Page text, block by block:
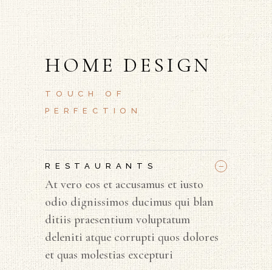
HOME DESIGN
TOUCH OF
PERFECTION
RESTAURANTS _
At vero eos et accusamus et iusto
odio dignissimos ducimus qui blan
ditiis praesentium voluptatum
deleniti atque corrupti quos dolores
et quas molestias excepturi